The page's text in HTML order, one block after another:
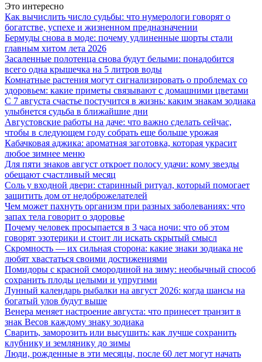
Это интересно
Как вычислить число судьбы: что нумерологи говорят о
богатстве, успехе и жизненном предназначении
Бермуды снова в моде: почему удлиненные шорты стали
главным хитом лета 2026
Засаленные полотенца снова будут белыми: понадобится
всего одна крышечка на 5 литров воды
Комнатные растения могут сигнализировать о проблемах со
здоровьем: какие приметы связывают с домашними цветами
С 7 августа счастье постучится в жизнь: каким знакам зодиака
улыбнется судьба в ближайшие дни
Августовские работы на даче: что важно сделать сейчас,
чтобы в следующем году собрать еще больше урожая
Кабачковая аджика: ароматная заготовка, которая украсит
любое зимнее меню
Для пяти знаков август откроет полосу удачи: кому звезды
обещают счастливый месяц
Соль у входной двери: старинный ритуал, который помогает
защитить дом от недоброжелателей
Чем может пахнуть организм при разных заболеваниях: что
запах тела говорит о здоровье
Почему человек просыпается в 3 часа ночи: что об этом
говорят эзотерики и стоит ли искать скрытый смысл
Скромность — их сильная сторона: какие знаки зодиака не
любят хвастаться своими достижениями
Помидоры с красной смородиной на зиму: необычный способ
сохранить плоды целыми и упругими
Лунный календарь рыбалки на август 2026: когда шансы на
богатый улов будут выше
Венера меняет настроение августа: что принесет транзит в
знак Весов каждому знаку зодиака
Сварить, заморозить или высушить: как лучше сохранить
клубнику и землянику до зимы
Люди, рожденные в эти месяцы, после 60 лет могут начать